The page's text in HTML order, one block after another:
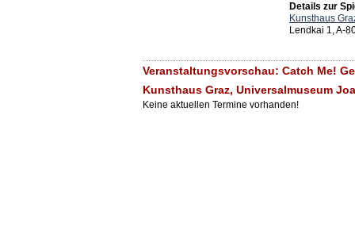
Details zur
Kunsthaus
Lendkai 1, A-
Veranstaltungsvorschau: Catch Me!
Kunsthaus Graz, Universalmuseum
Keine aktuellen Termine vorhanden!